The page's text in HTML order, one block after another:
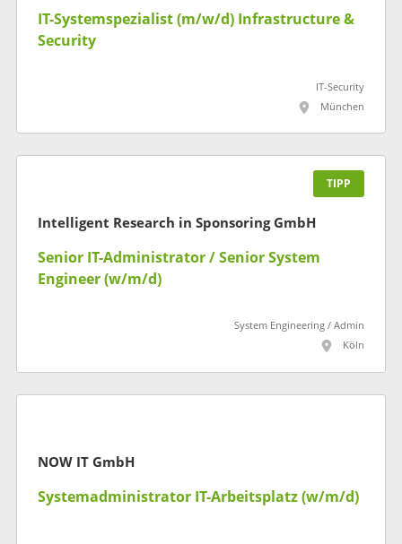
IT-Systemspezialist (m/w/d) Infrastructure &
Security
IT-Security
München
TIPP
Intelligent Research in Sponsoring GmbH
Senior IT-Administrator / Senior System
Engineer (w/m/d)
System Engineering / Admin
Köln
NOW IT GmbH
Systemadministrator IT-Arbeitsplatz (w/m/d)